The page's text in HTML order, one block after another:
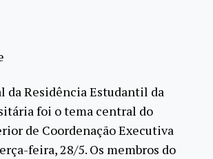
da Residência Estudantil da
foi o tema central do
de Coordenação Executiva
feira, 28/5. Os membros do